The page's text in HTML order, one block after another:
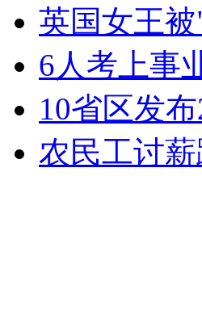
女孩北京地铁殴打老人 痛下
无痛分娩是否安全 医生回应
外交部：反对强权政治霸凌
英国女王
6人考上事
10省区发
农民工讨